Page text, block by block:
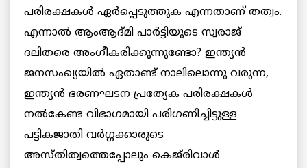
പരിരക്ഷകള്‍ ഏര്‍പ്പെടുത്തുക എന്നതാണ് തത്വം.
എന്നാല്‍ ആംആദ്മി പാര്‍ട്ടിയുടെ സ്വരാജ്
ദലിതരെ അംഗീകരിക്കുന്നുണ്ടോ? ഇന്ത്യന്‍
ജനസംഖ്യയില്‍ ഏതാണ്ട് നാലിലൊന്നു വരുന്ന,
ഇന്ത്യന്‍ ഭരണഘടന പ്രത്യേക പരിരക്ഷകള്‍
നല്‍കേണ്ട വിഭാഗമായി പരിഗണിച്ചിട്ടുള്ള
പട്ടികജാതി വര്‍ഗ്ഗക്കാരുടെ
അസ്തിത്വത്തെപ്പോലും കെജ്‌രിവാള്‍